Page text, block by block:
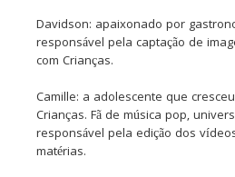
Davidson: apaixonado por
responsável pela captação de
com Crianças.
Camille: a adolescente que
Crianças. Fã de música pop,
responsável pela edição dos
matérias.